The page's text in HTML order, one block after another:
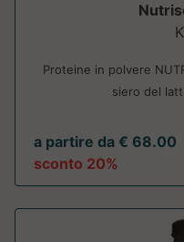
Proteine in polvere
siero del
a partire da € 68.00
sconto 20%